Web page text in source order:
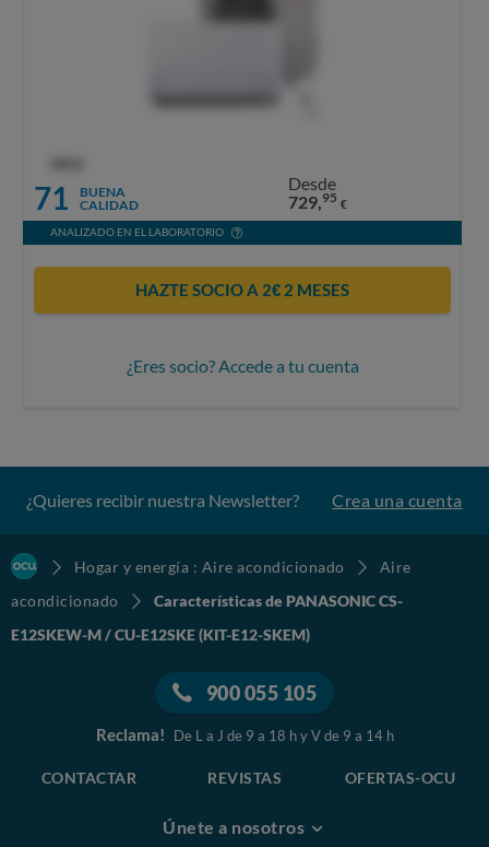
71
BUENA
CALIDAD
Desde
729,95 €
ANALIZADO EN EL LABORATORIO
HAZTE SOCIO A 2€ 2 MESES
¿Eres socio? Accede a tu cuenta
¿Quieres recibir nuestra Newsletter? Crea una cuenta
Hogar y energía : Aire acondicionado
Aire
acondicionado
Características de PANASONIC CS-
E12SKEW-M / CU-E12SKE (KIT-E12-SKEM)
900 055 105
Reclama! De L a J de 9 a 18 h y V de 9 a 14 h
CONTACTAR REVISTAS OFERTAS-OCU
Únete a nosotros